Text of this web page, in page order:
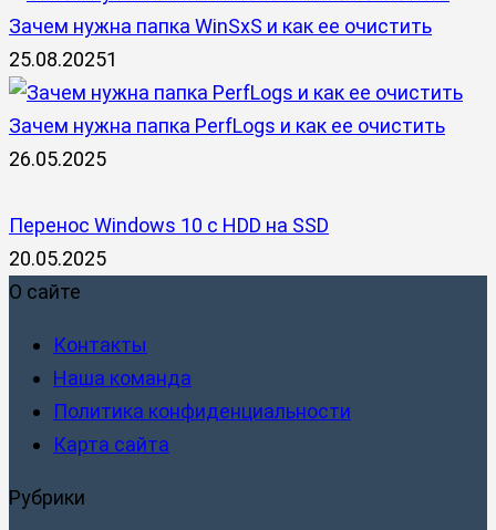
Зачем нужна папка WinSxS и как ее очистить
25.08.20251
Зачем нужна папка PerfLogs и как ее очистить
26.05.2025
Перенос Windows 10 с HDD на SSD
20.05.2025
О сайте
Контакты
Наша команда
Политика конфиденциальности
Карта сайта
Рубрики